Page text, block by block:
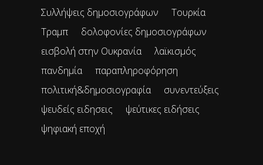
Συλλήψεις δημοσιογράφων
Τουρκία
Τραμπ
δολοφονίες δημοσιογράφων
εισβολή στην Ουκρανία
λαϊκισμός
πανδημία
παραπληροφόρηση
πολιτική&δημοσιογραφία
συνεντεύξεις
ψευδείς ειδησεις
ψεύτικες ειδήσεις
ψηφιακή εποχή